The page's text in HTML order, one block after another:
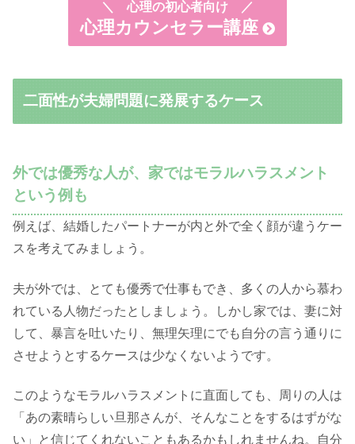
＼ 心理の初心者向け ／
心理カウンセラー講座
二面性が夫婦問題に発展するケース
外では優秀な人が、家ではモラルハラスメント
という例も
例えば、結婚したパートナーが内と外で全く顔が違うケー
スを考えてみましょう。
夫が外では、とても優秀で仕事もでき、多くの人から慕わ
れている人物だったとしましょう。しかし家では、妻に対
して、暴言を吐いたり、無理矢理にでも自分の言う通りに
させようとするケースは少なくないようです。
このようなモラルハラスメントに直面しても、周りの人は
「あの素晴らしい旦那さんが、そんなことをするはずがな
い」と信じてくれないこともあるかもしれませんね。自分